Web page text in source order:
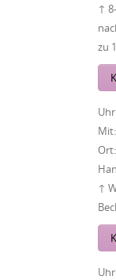
↑
zu
Uhr
Mit:
Ort:
↑
Uhr